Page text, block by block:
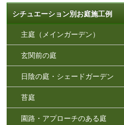
シチュエーション別お庭施工例
主庭（メインガーデン）
玄関前の庭
日陰の庭・シェードガーデン
苔庭
園路・アプローチのある庭